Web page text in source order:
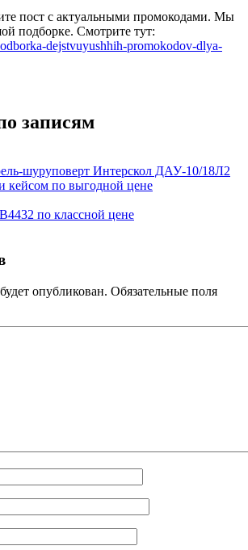
пост с актуальными промокодами. Мы
подборке. Смотрите тут:
dejstvuyushhih-promokodov-dlya-
записям
шуруповерт Интерскол ДАУ-10/18Л2
кейсом по выгодной цене
по классной цене
опубликован. Обязательные поля